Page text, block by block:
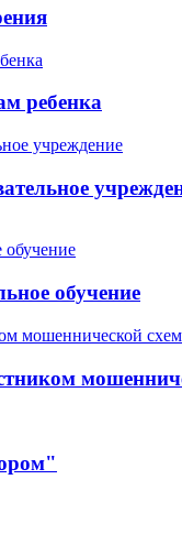
ребенка
обучение